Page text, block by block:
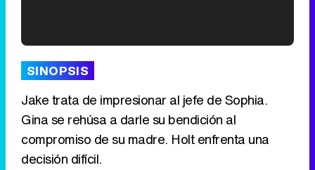
SINOPSIS
Jake trata de impresionar al jefe de Sophia.
Gina se rehúsa a darle su bendición al
compromiso de su madre. Holt enfrenta una
decisión difícil.